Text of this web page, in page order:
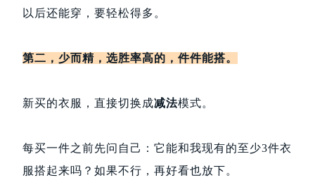
以后还能穿，要轻松得多。
第二，少而精，选胜率高的，件件能搭。
新买的衣服，直接切换成减法模式。
每买一件之前先问自己：它能和我现有的至少3件衣
服搭起来吗？如果不行，再好看也放下。